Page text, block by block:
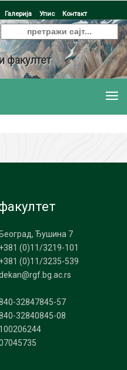
Галерија Упис Контакт
факултет
Београд, Ђушина 7
+381 (0)11/3219-101
+381 (0)11/3235-539
32847845-57
32840845-08
100206244